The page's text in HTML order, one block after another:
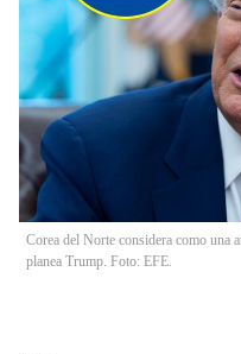
Corea del Norte considera como una
planea Trump. Foto: EFE.